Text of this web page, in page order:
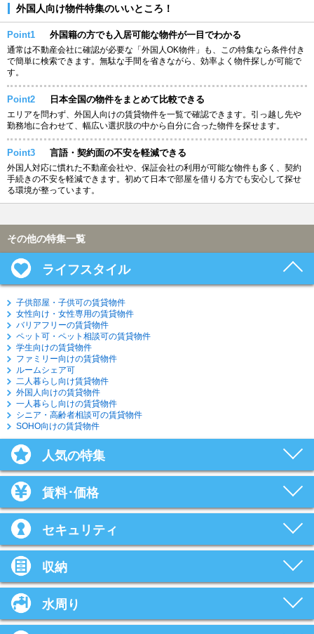
外国人向け物件特集のいいところ！
Point1 外国籍の方でも入居可能な物件が一目でわかる
通常は不動産会社に確認が必要な「外国人OK物件」も、この特集なら条件付き
で簡単に検索できます。無駄な手間を省きながら、効率よく物件探しが可能で
す。
Point2 日本全国の物件をまとめて比較できる
エリアを問わず、外国人向けの賃貸物件を一覧で確認できます。引っ越し先や
勤務地に合わせて、幅広い選択肢の中から自分に合った物件を探せます。
Point3 言語・契約面の不安を軽減できる
外国人対応に慣れた不動産会社や、保証会社の利用が可能な物件も多く、契約
手続きの不安を軽減できます。初めて日本で部屋を借りる方でも安心して探せ
る環境が整っています。
その他の特集一覧
ライフスタイル
子供部屋・子供可の賃貸物件
女性向け・女性専用の賃貸物件
バリアフリーの賃貸物件
ペット可・ペット相談可の賃貸物件
学生向けの賃貸物件
ファミリー向けの賃貸物件
ルームシェア可
二人暮らし向け賃貸物件
外国人向けの賃貸物件
一人暮らし向けの賃貸物件
シニア・高齢者相談可の賃貸物件
SOHO向けの賃貸物件
人気の特集
賃料･価格
セキュリティ
収納
水周り